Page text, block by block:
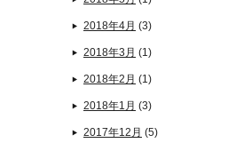
2018年4月 (3)
2018年3月 (1)
2018年2月 (1)
2018年1月 (3)
2017年12月 (5)